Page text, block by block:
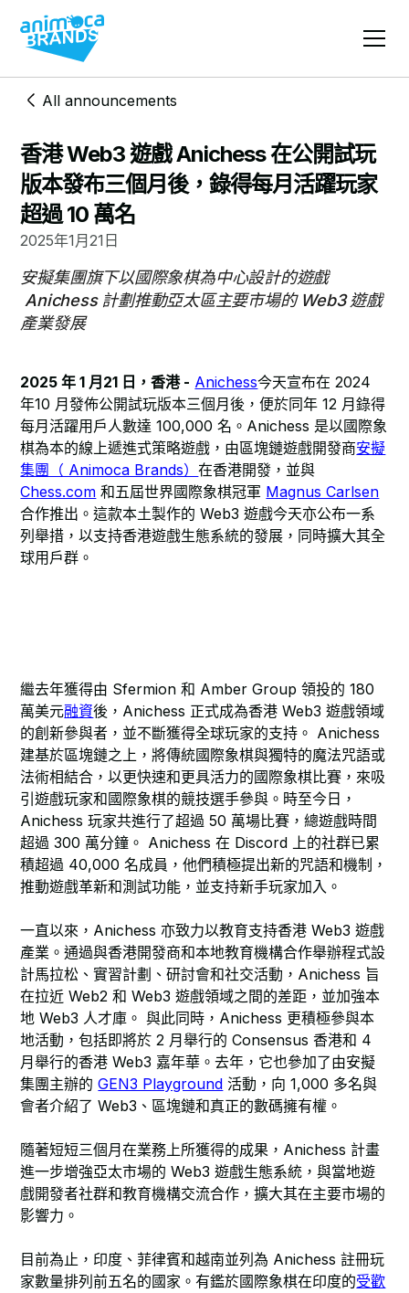
All announcements
香港 Web3 遊戲 Anichess 在公開試玩
版本發布三個月後，錄得每月活躍玩家
超過 10 萬名
2025年1月21日
安擬集團旗下以國際象棋為中心設計的遊戲
Anichess 計劃推動亞太區主要市場的 Web3 遊戲
產業發展
2025 年 1 月21 日，香港 - Anichess今天宣布在 2024
年10 月發佈公開試玩版本三個月後，便於同年 12 月錄得
每月活躍用戶人數達 100,000 名。Anichess 是以國際象
棋為本的線上遞進式策略遊戲，由區塊鏈遊戲開發商安擬
集團（ Animoca Brands）在香港開發，並與
Chess.com 和五屆世界國際象棋冠軍 Magnus Carlsen
合作推出。這款本土製作的 Web3 遊戲今天亦公布一系
列舉措，以支持香港遊戲生態系統的發展，同時擴大其全
球用戶群。
繼去年獲得由 Sfermion 和 Amber Group 領投的 180
萬美元融資後，Anichess 正式成為香港 Web3 遊戲領域
的創新參與者，並不斷獲得全球玩家的支持。 Anichess
建基於區塊鏈之上，將傳統國際象棋與獨特的魔法咒語或
法術相結合，以更快速和更具活力的國際象棋比賽，來吸
引遊戲玩家和國際象棋的競技選手參與。時至今日，
Anichess 玩家共進行了超過 50 萬場比賽，總遊戲時間
超過 300 萬分鐘。 Anichess 在 Discord 上的社群已累
積超過 40,000 名成員，他們積極提出新的咒語和機制，
推動遊戲革新和測試功能，並支持新手玩家加入。
一直以來，Anichess 亦致力以教育支持香港 Web3 遊戲
產業。通過與香港開發商和本地教育機構合作舉辦程式設
計馬拉松、實習計劃、研討會和社交活動，Anichess 旨
在拉近 Web2 和 Web3 遊戲領域之間的差距，並加強本
地 Web3 人才庫。 與此同時，Anichess 更積極參與本
地活動，包括即將於 2 月舉行的 Consensus 香港和 4
月舉行的香港 Web3 嘉年華。去年，它也參加了由安擬
集團主辦的GEN3 Playground 活動，向 1,000 多名與
會者介紹了 Web3、區塊鏈和真正的數碼擁有權。
隨著短短三個月在業務上所獲得的成果，Anichess 計畫
進一步增強亞太市場的 Web3 遊戲生態系統，與當地遊
戲開發者社群和教育機構交流合作，擴大其在主要市場的
影響力。
目前為止，印度、菲律賓和越南並列為 Anichess 註冊玩
家數量排列前五名的國家。有鑑於國際象棋在印度的受歡